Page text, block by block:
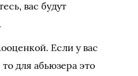
вас будут
Если у вас
для абьюзера это